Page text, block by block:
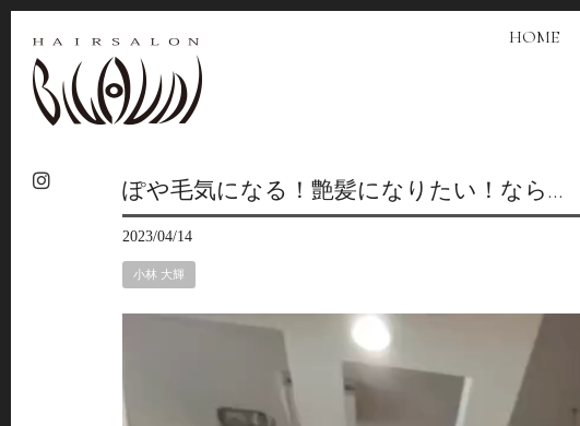
HOME
ぽや毛気になる！艶髪になりたい！なら…
2023/04/14
小林 大輝
レ